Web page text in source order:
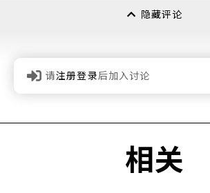
隐藏评论
请注册登录后加入讨论
相关